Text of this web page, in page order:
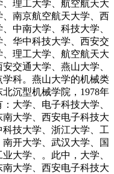
理工大学、航空航天大
南京航空航天大学、西
中南大学、科技大学、
华中科技大学、西安交
理工大学、航空航天大
交通大学、燕山大学、
科。燕山大学的机械类
沉型机械学院，1978年
大学、电子科技大学、
大学、西安电子科技大
技大学、浙江大学、工
开大学、武汉大学、国
大学、。此中，大学、
大学、西安电子科技大